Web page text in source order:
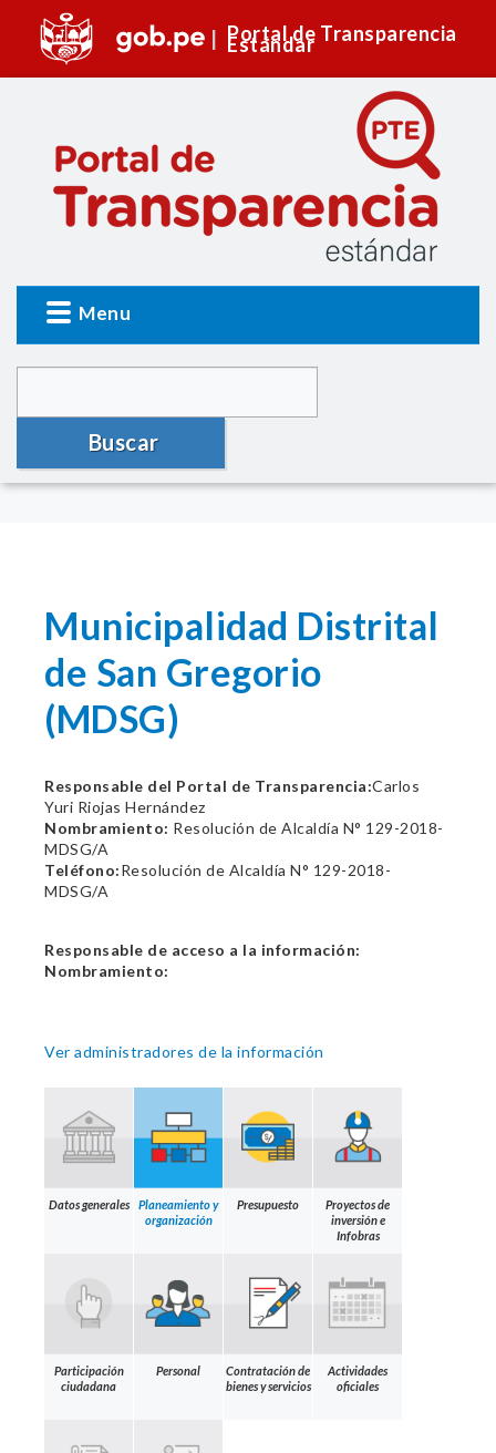
Portal de Transparencia
Estándar
Menu
Buscar
Municipalidad Distrital
de San Gregorio
(MDSG)
Responsable del Portal de Transparencia:Carlos
Yuri Riojas Hernández
Nombramiento: Resolución de Alcaldía N° 129-2018-
MDSG/A
Teléfono:Resolución de Alcaldía N° 129-2018-
MDSG/A
Responsable de acceso a la información:
Nombramiento:
Ver administradores de la información
Datos generales
Planeamiento y
organización
Presupuesto
Proyectos de
inversión e
Infobras
Participación
ciudadana
Personal
Contratación de
bienes y servicios
Actividades
oficiales